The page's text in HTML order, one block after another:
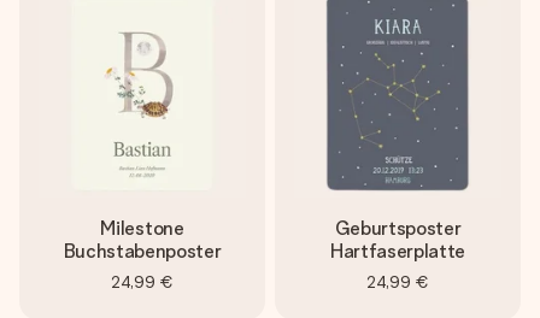
Milestone
Buchstabenposter
24,99 €
Geburtsposter
Hartfaserplatte
24,99 €